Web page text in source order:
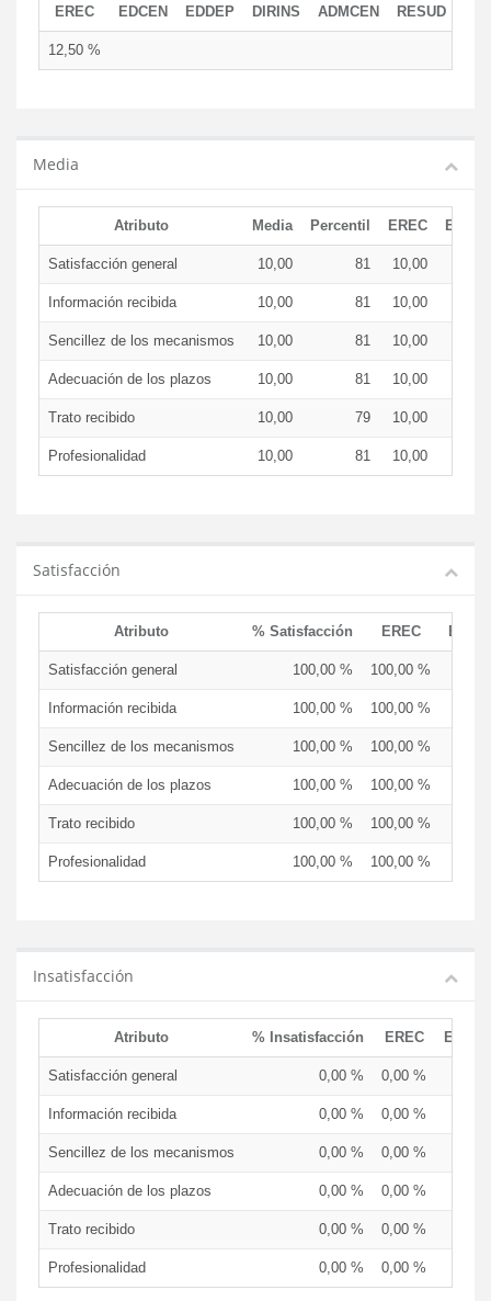
EREC EDCEN EDDEP DIRINS ADMCEN RESUD
12,50 %
Media
Atributo Media Percentil EREC
Satisfacción general 10,00 81 10,00
Información recibida 10,00 81 10,00
Sencillez de los mecanismos 10,00 81 10,00
Adecuación de los plazos 10,00 81 10,00
Trato recibido 10,00 79 10,00
Profesionalidad 10,00 81 10,00
Satisfacción
Atributo % Satisfacción EREC
Satisfacción general 100,00 % 100,00 %
Información recibida 100,00 % 100,00 %
Sencillez de los mecanismos 100,00 % 100,00 %
Adecuación de los plazos 100,00 % 100,00 %
Trato recibido 100,00 % 100,00 %
Profesionalidad 100,00 % 100,00 %
Insatisfacción
Atributo % Insatisfacción EREC
Satisfacción general 0,00 % 0,00 %
Información recibida 0,00 % 0,00 %
Sencillez de los mecanismos 0,00 % 0,00 %
Adecuación de los plazos 0,00 % 0,00 %
Trato recibido 0,00 % 0,00 %
Profesionalidad 0,00 % 0,00 %